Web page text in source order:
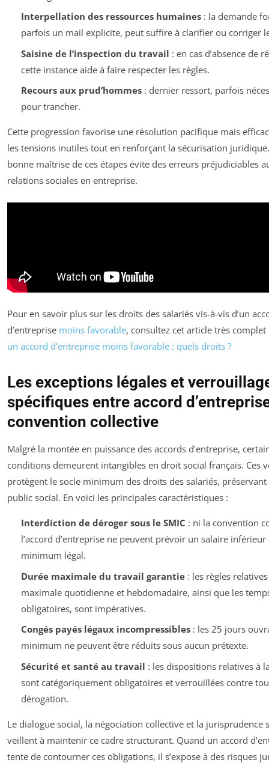
Interpellation des ressources humaines: la demande
parfois un mail explicite, peut suffire à clarifier ou corriger
Saisine de l’inspection du travail : en cas d’absence de
cette instance aide à faire respecter les règles.
Recours aux prud’hommes: dernier ressort, parfois
pour trancher.
Cette progression favorise une résolution pacifique mais
les tensions inutiles tout en renforçant la sécurisation
bonne maîtrise de ces étapes évite des erreurs préjudiciables
relations sociales en entreprise.
Pour en savoir plus sur les droits des salariés vis-à-vis d’un
d’entreprise moins favorable, consultez cet article très complet
un accord d’entreprise moins favorable : quels droits ?
Les exceptions légales et
spécifiques entre accord
convention collective
Malgré la montée en puissance des accords d’entreprise,
conditions demeurent intangibles en droit social français. Ces
protègent le socle minimum des droits des salariés, préservant
public social. En voici les principales caractéristiques :
Interdiction de déroger sous le SMIC : ni la convention
l’accord d’entreprise ne peuvent prévoir un salaire inférieur
minimum légal.
Durée maximale du travail garantie: les règles
maximale quotidienne et hebdomadaire, ainsi que les
obligatoires, sont impératives.
Congés payés légaux incompressibles: les 25 jours
minimum ne peuvent être réduits sous aucun prétexte.
Sécurité et santé au travail : les dispositions relatives à
sont catégoriquement obligatoires et verrouillées contre
dérogation.
Le dialogue social, la négociation collective et la jurisprudence
veillent à maintenir ce cadre structurant. Quand un accord
tente de contourner ces obligations, il s’expose à des risques